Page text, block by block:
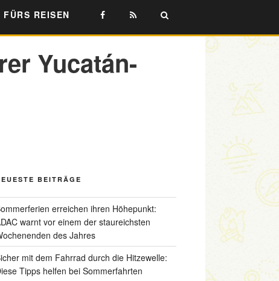
REISEN
Yucatán-
BEITRÄGE
erreichen ihren Höhepunkt:
warnt vor einem der staureichsten
des Jahres
mit dem Fahrrad durch die Hitzewelle:
Tipps helfen bei Sommerfahrten